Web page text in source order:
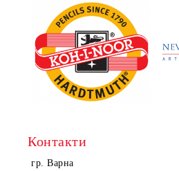
Контакти
гр. Варна